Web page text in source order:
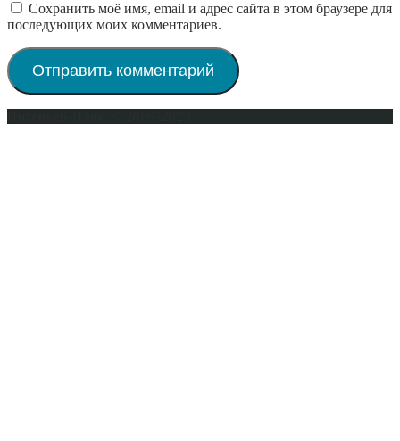
Сохранить моё имя, email и адрес сайта в этом браузере для
последующих моих комментариев.